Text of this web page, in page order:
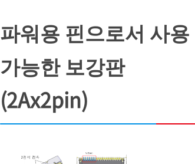
파워용 핀으로서 사용
가능한 보강판
(2Ax2pin)